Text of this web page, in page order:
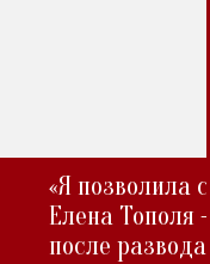
«Я позволила
Елена Тополя
после развода